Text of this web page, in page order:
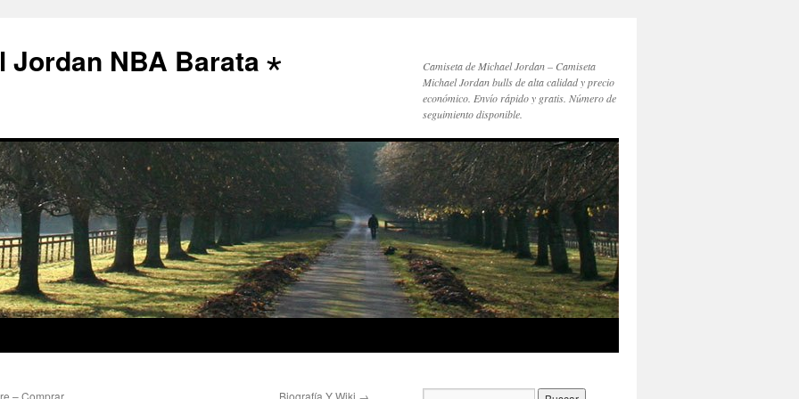
Jordan NBA Barata ⋆
Camiseta de Michael Jordan – Camiseta
Michael Jordan bulls de alta calidad y precio
económico. Envío rápido y gratis. Número de
seguimiento disponible.
– Comprar
Biografía Y Wiki →